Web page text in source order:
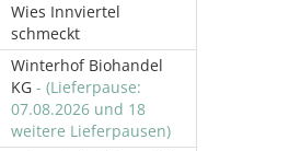
Wies Innviertel
schmeckt
Winterhof Biohandel
KG - (Lieferpause:
07.08.2026 und 18
weitere Lieferpausen)